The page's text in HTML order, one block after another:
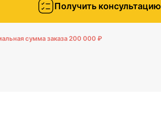
Получить консультацию
сумма заказа 200 000 ₽